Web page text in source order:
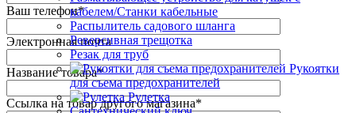
кабелем/Станки кабельные
Распылитель садового шланга
Реверсивная трещотка
Резак для труб
Рукоятки
для съема предохранителей
Рулетка
Ваш телефон*
Электронная почта
Название товара*
Ссылка на товар другого магазина*